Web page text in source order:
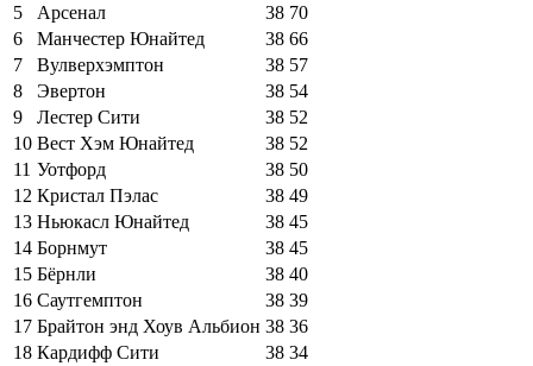
5
Арсенал 38 70
6
Манчестер Юнайтед 38 66
7
Вулверхэмптон 38 57
8
Эвертон 38 54
9
Лестер Сити 38 52
10 Вест Хэм Юнайтед 38 52
11 Уотфорд 38 50
12 Кристал Пэлас 38 49
13 Ньюкасл Юнайтед 38 45
14 Борнмут 38 45
15 Бёрнли 38 40
16 Саутгемптон 38 39
17 Брайтон энд Хоув Альбион 38 36
18 Кардифф Сити 38 34